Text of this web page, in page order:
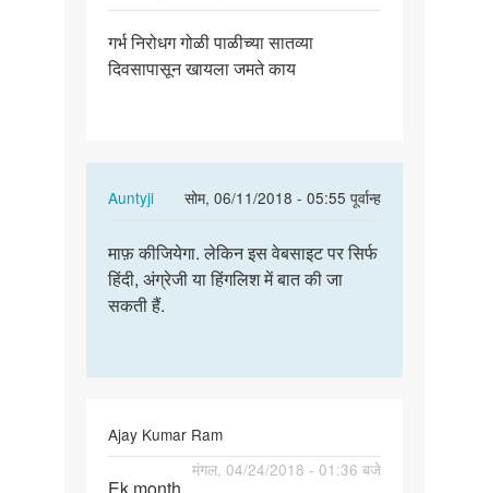
गर्भ
निरोधग
गर्भ निरोधग गोळी पाळीच्या सातव्या
दिवसापासून खायला जमते काय
Auntyji
सोम, 06/11/2018 - 05:55 पूर्वान्ह
In
to
गर्भ
निरोधग
by
बाई
माफ़
कीजियेगा.
लेकिन
माफ़ कीजियेगा. लेकिन इस वेबसाइट पर सिर्फ
हिंदी, अंग्रेजी या हिंगलिश में बात की जा
सकती हैं.
Ajay Kumar Ram
मंगल, 04/24/2018 - 01:36 बजे
Ek